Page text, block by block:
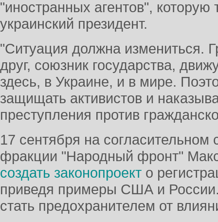
"иностранных агентов",
украинский президент.
"Ситуация должна измениться.
друг, союзник государства,
здесь, в Украине, и в мире.
защищать активистов и
преступления против
17 сентября на согласительном
фракции "Народный фронт"
создать законопроект о
приведя примеры США и
стать предохранителем от